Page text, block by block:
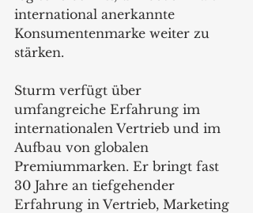
international anerkannte
Konsumentenmarke weiter zu
stärken.
Sturm verfügt über
umfangreiche Erfahrung im
internationalen Vertrieb und im
Aufbau von globalen
Premiummarken. Er bringt fast
30 Jahre an tiefgehender
Erfahrung in Vertrieb, Marketing